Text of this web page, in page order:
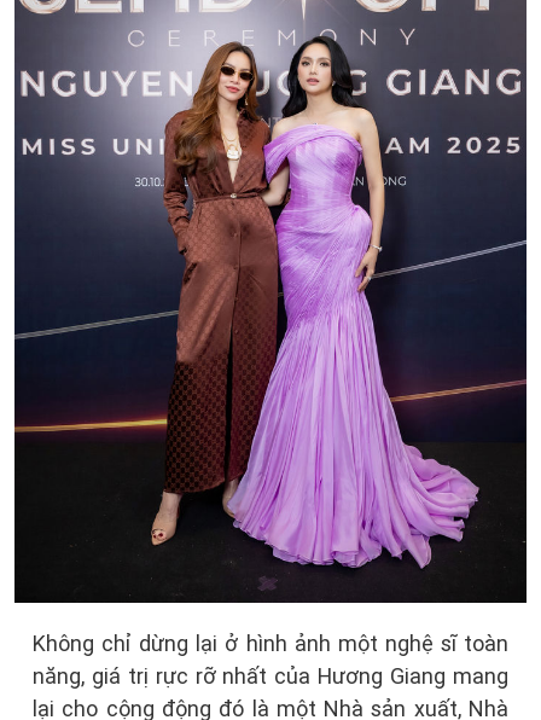
Không chỉ dừng lại ở hình ảnh một nghệ sĩ toàn
năng, giá trị rực rỡ nhất của Hương Giang mang
lại cho cộng động đó là một Nhà sản xuất, Nhà